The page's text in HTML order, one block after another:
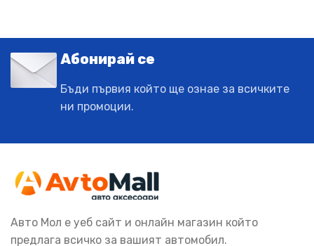
Абонирай се
Бъди първия който ще ознае за всичките
ни промоции.
Авто Мол е уеб сайт и онлайн магазин който
предлага всичко за вашият автомобил.